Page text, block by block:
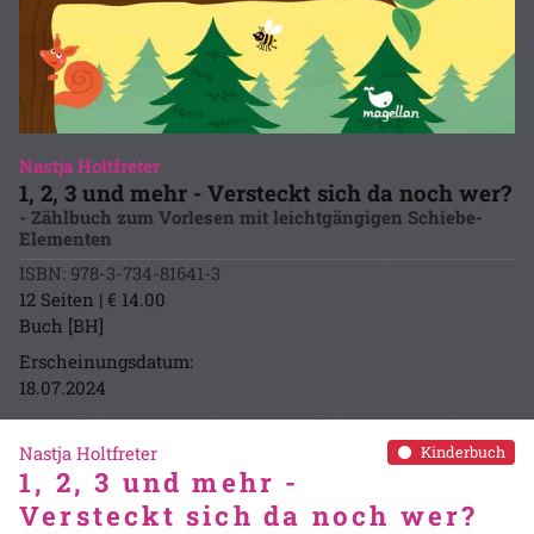
Nastja Holtfreter
1, 2, 3 und mehr - Versteckt sich da noch wer?
- Zählbuch zum Vorlesen mit leichtgängigen Schiebe-
Elementen
ISBN: 978-3-734-81641-3
12 Seiten | € 14.00
Buch [BH]
Erscheinungsdatum:
18.07.2024
Kinderbuch
Nastja Holtfreter
1, 2, 3 und mehr -
Versteckt sich da noch wer?